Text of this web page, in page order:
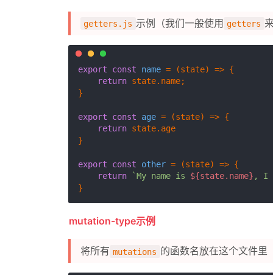
getters.js 示例（我们一般使用 getters
export const name = (state) => {
return state. name;
}
export const age = (state) => {
return state. age
}
export const other = (state) => {
return
`My name is ${state.name} , I
mutation-type示例
将所有 mutations 的函数名放在这个文件里